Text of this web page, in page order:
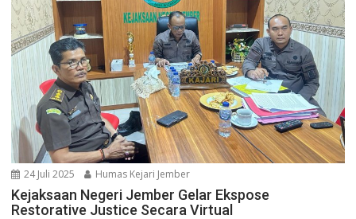
24 Juli 2025 Humas Kejari Jember
Kejaksaan Negeri Jember Gelar Ekspose
Restorative Justice Secara Virtual